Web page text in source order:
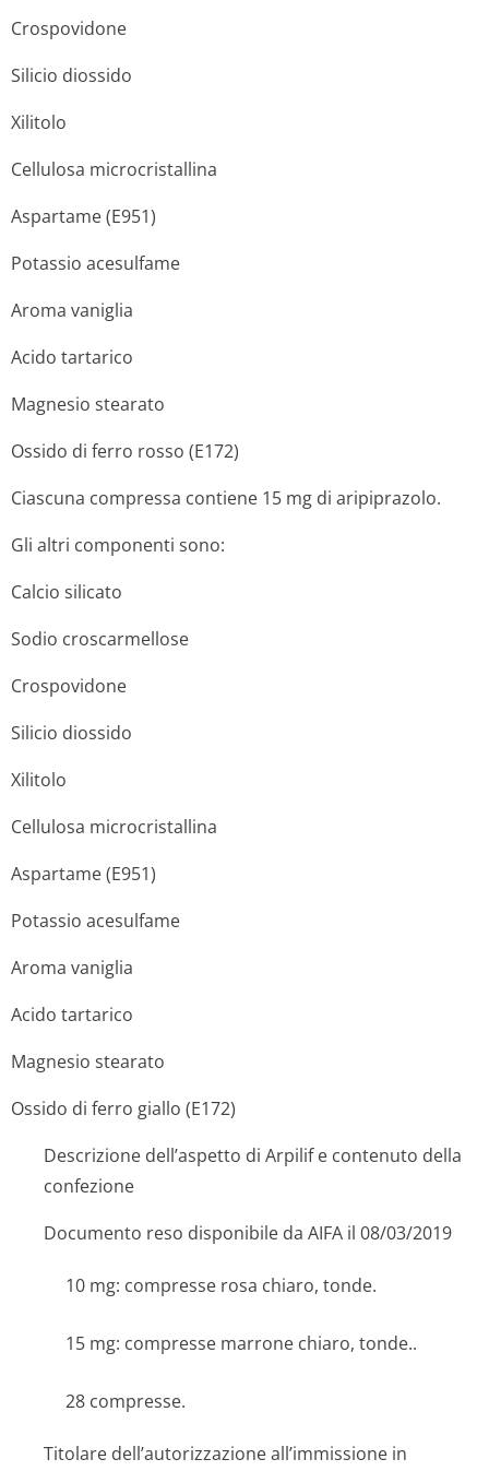
Crospovidone
Silicio diossido
Xilitolo
Cellulosa microcristallina
Aspartame (E951)
Potassio acesulfame
Aroma vaniglia
Acido tartarico
Magnesio stearato
Ossido di ferro rosso (E172)
Ciascuna compressa contiene 15 mg di aripiprazolo.
Gli altri componenti sono:
Calcio silicato
Sodio croscarmellose
Crospovidone
Silicio diossido
Xilitolo
Cellulosa microcristallina
Aspartame (E951)
Potassio acesulfame
Aroma vaniglia
Acido tartarico
Magnesio stearato
Ossido di ferro giallo (E172)
Descrizione dell’aspetto di Arpilif e contenuto della
confezione
Documento reso disponibile da AIFA il 08/03/2019
10 mg: compresse rosa chiaro, tonde.
15 mg: compresse marrone chiaro, tonde..
28 compresse.
Titolare dell’autorizzazione all’immissione in